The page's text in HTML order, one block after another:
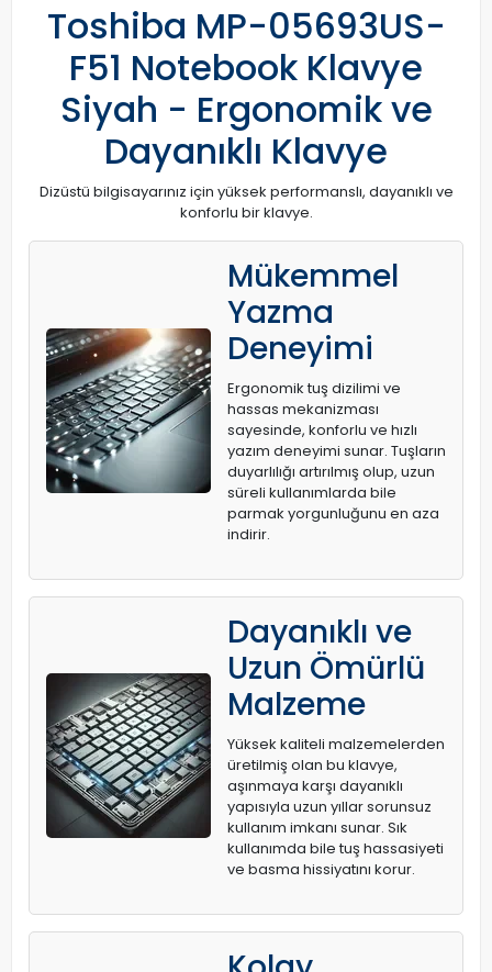
Toshiba MP-05693US-
F51 Notebook Klavye
Siyah - Ergonomik ve
Dayanıklı Klavye
Dizüstü bilgisayarınız için yüksek performanslı, dayanıklı ve
konforlu bir klavye.
Mükemmel
Yazma
Deneyimi
Ergonomik tuş dizilimi ve
hassas mekanizması
sayesinde, konforlu ve hızlı
yazım deneyimi sunar. Tuşların
duyarlılığı artırılmış olup, uzun
süreli kullanımlarda bile
parmak yorgunluğunu en aza
indirir.
Dayanıklı ve
Uzun Ömürlü
Malzeme
Yüksek kaliteli malzemelerden
üretilmiş olan bu klavye,
aşınmaya karşı dayanıklı
yapısıyla uzun yıllar sorunsuz
kullanım imkanı sunar. Sık
kullanımda bile tuş hassasiyeti
ve basma hissiyatını korur.